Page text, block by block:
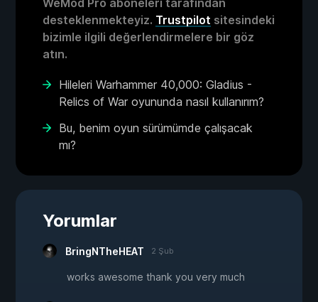
WeMod Pro aboneleri tarafından
desteklenmekteyiz. Trustpilot sitesindeki
bizimle ilgili değerlendirmelere bir göz
atın.
Hileleri Warhammer 40,000: Gladius -
Relics of War oyununda nasıl kullanırım?
Bu, benim oyun sürümümde çalışacak
mı?
Yorumlar
BringNTheHEAT 2 Şub
works awesome thank you very much